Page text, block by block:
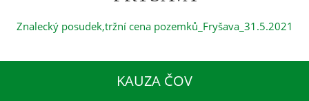
Znalecký posudek,tržní cena pozemků_Fryšava_31.5.2021
KAUZA ČOV